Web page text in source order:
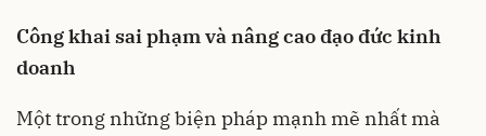
Công khai sai phạm và nâng cao đạo đức kinh
doanh
Một trong những biện pháp mạnh mẽ nhất mà